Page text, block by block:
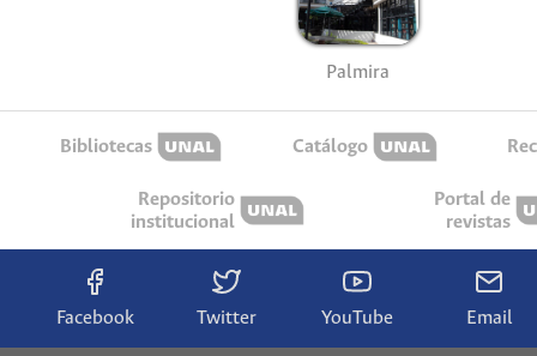
Palmira
Bibliotecas Catálogo
Repositorio
institucional
Portal de
revistas
Facebook Twitter YouTube Email